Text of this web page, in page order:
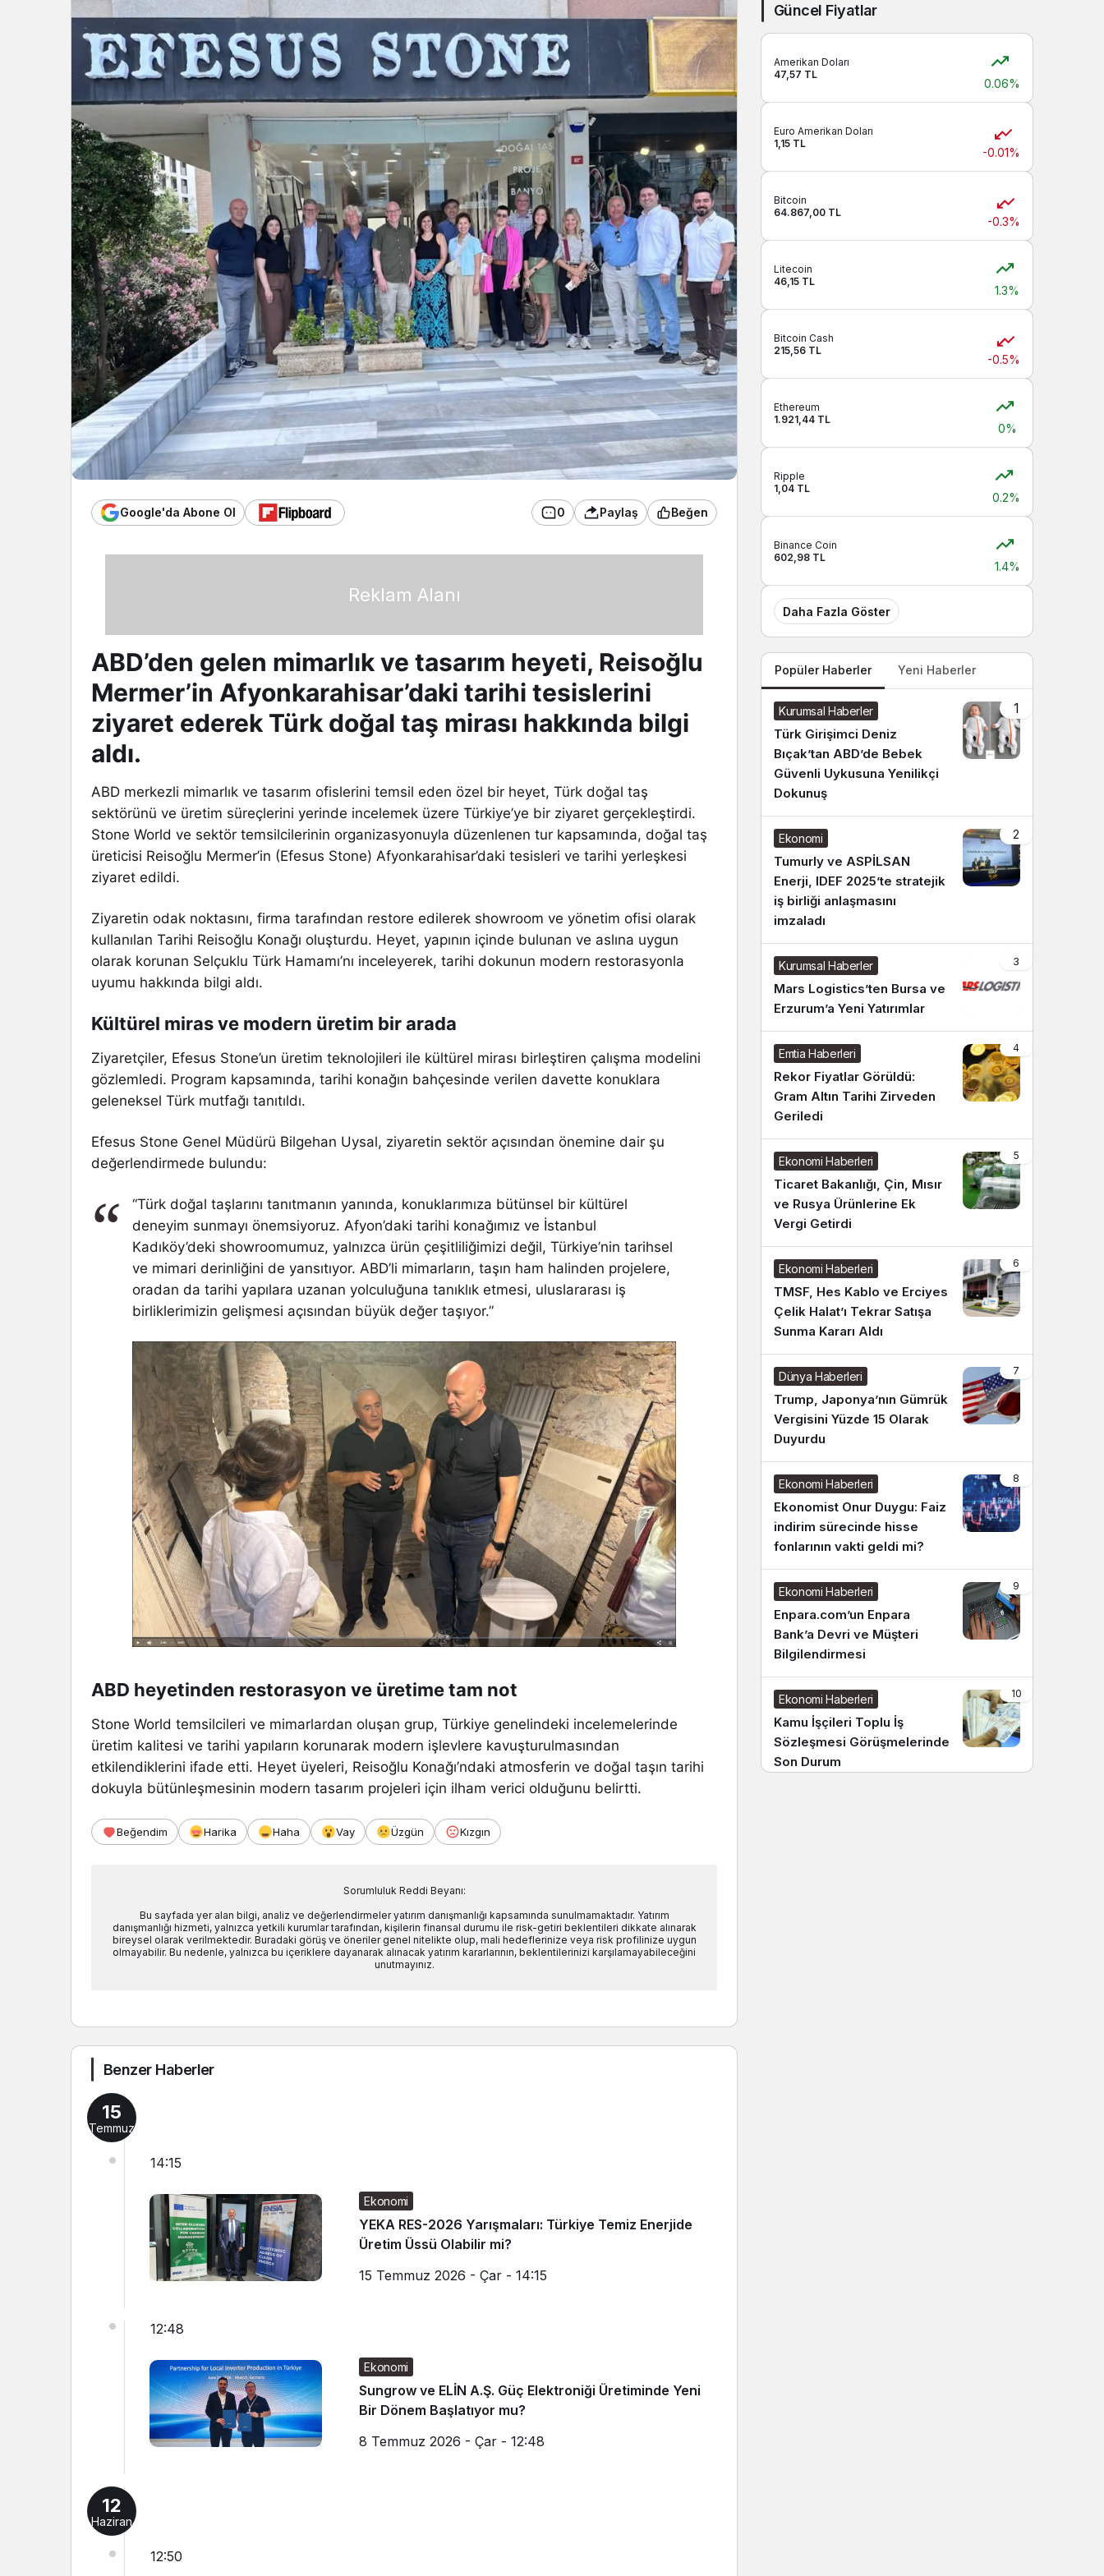
Google'da Abone Ol 0 Paylaş Beğen
Reklam Alanı
ABD’den gelen mimarlık ve tasarım heyeti, Reisoğlu
Mermer’in Afyonkarahisar’daki tarihi tesislerini
ziyaret ederek Türk doğal taş mirası hakkında bilgi
aldı.
ABD merkezli mimarlık ve tasarım ofislerini temsil eden özel bir heyet, Türk doğal taş
sektörünü ve üretim süreçlerini yerinde incelemek üzere Türkiye’ye bir ziyaret gerçekleştirdi.
Stone World ve sektör temsilcilerinin organizasyonuyla düzenlenen tur kapsamında, doğal taş
üreticisi Reisoğlu Mermer’in (Efesus Stone) Afyonkarahisar’daki tesisleri ve tarihi yerleşkesi
ziyaret edildi.
Ziyaretin odak noktasını, firma tarafından restore edilerek showroom ve yönetim ofisi olarak
kullanılan Tarihi Reisoğlu Konağı oluşturdu. Heyet, yapının içinde bulunan ve aslına uygun
olarak korunan Selçuklu Türk Hamamı’nı inceleyerek, tarihi dokunun modern restorasyonla
uyumu hakkında bilgi aldı.
Kültürel miras ve modern üretim bir arada
Ziyaretçiler, Efesus Stone’un üretim teknolojileri ile kültürel mirası birleştiren çalışma modelini
gözlemledi. Program kapsamında, tarihi konağın bahçesinde verilen davette konuklara
geleneksel Türk mutfağı tanıtıldı.
Efesus Stone Genel Müdürü Bilgehan Uysal, ziyaretin sektör açısından önemine dair şu
değerlendirmede bulundu:
“Türk doğal taşlarını tanıtmanın yanında, konuklarımıza bütünsel bir kültürel
deneyim sunmayı önemsiyoruz. Afyon’daki tarihi konağımız ve İstanbul
Kadıköy’deki showroomumuz, yalnızca ürün çeşitliliğimizi değil, Türkiye’nin tarihsel
ve mimari derinliğini de yansıtıyor. ABD’li mimarların, taşın ham halinden projelere,
oradan da tarihi yapılara uzanan yolculuğuna tanıklık etmesi, uluslararası iş
birliklerimizin gelişmesi açısından büyük değer taşıyor.”
ABD heyetinden restorasyon ve üretime tam not
Stone World temsilcileri ve mimarlardan oluşan grup, Türkiye genelindeki incelemelerinde
üretim kalitesi ve tarihi yapıların korunarak modern işlevlere kavuşturulmasından
etkilendiklerini ifade etti. Heyet üyeleri, Reisoğlu Konağı’ndaki atmosferin ve doğal taşın tarihi
dokuyla bütünleşmesinin modern tasarım projeleri için ilham verici olduğunu belirtti.
Beğendim Harika Haha Vay Üzgün Kızgın
Sorumluluk Reddi Beyanı:
Bu sayfada yer alan bilgi, analiz ve değerlendirmeler yatırım danışmanlığı kapsamında sunulmamaktadır. Yatırım
danışmanlığı hizmeti, yalnızca yetkili kurumlar tarafından, kişilerin finansal durumu ile risk-getiri beklentileri dikkate alınarak
bireysel olarak verilmektedir. Buradaki görüş ve öneriler genel nitelikte olup, mali hedeflerinize veya risk profilinize uygun
olmayabilir. Bu nedenle, yalnızca bu içeriklere dayanarak alınacak yatırım kararlarının, beklentilerinizi karşılamayabileceğini
unutmayınız.
Benzer Haberler
15
Temmuz
14:15
Ekonomi
YEKA RES-2026 Yarışmaları: Türkiye Temiz Enerjide
Üretim Üssü Olabilir mi?
15 Temmuz 2026 - Çar - 14:15
12:48
Ekonomi
Sungrow ve ELİN A.Ş. Güç Elektroniği Üretiminde Yeni
Bir Dönem Başlatıyor mu?
8 Temmuz 2026 - Çar - 12:48
12
Haziran
12:50
Güncel Fiyatlar
Amerikan Doları
47,57 TL
0.06%
Euro Amerikan Doları
1,15 TL
-0.01%
Bitcoin
64.867,00 TL
-0.3%
Litecoin
46,15 TL
1.3%
Bitcoin Cash
215,56 TL
-0.5%
Ethereum
1.921,44 TL
0%
Ripple
1,04 TL
0.2%
Binance Coin
602,98 TL
1.4%
Daha Fazla Göster
Popüler Haberler Yeni Haberler
1
Kurumsal Haberler
Türk Girişimci Deniz
Bıçak’tan ABD’de Bebek
Güvenli Uykusuna Yenilikçi
Dokunuş
2
Ekonomi
Tumurly ve ASPİLSAN
Enerji, IDEF 2025’te stratejik
iş birliği anlaşmasını
imzaladı
3
Kurumsal Haberler
Mars Logistics’ten Bursa ve
Erzurum’a Yeni Yatırımlar
4
Emtia Haberleri
Rekor Fiyatlar Görüldü:
Gram Altın Tarihi Zirveden
Geriledi
5
Ekonomi Haberleri
Ticaret Bakanlığı, Çin, Mısır
ve Rusya Ürünlerine Ek
Vergi Getirdi
6
Ekonomi Haberleri
TMSF, Hes Kablo ve Erciyes
Çelik Halat’ı Tekrar Satışa
Sunma Kararı Aldı
7
Dünya Haberleri
Trump, Japonya’nın Gümrük
Vergisini Yüzde 15 Olarak
Duyurdu
8
Ekonomi Haberleri
Ekonomist Onur Duygu: Faiz
indirim sürecinde hisse
fonlarının vakti geldi mi?
9
Ekonomi Haberleri
Enpara.com’un Enpara
Bank’a Devri ve Müşteri
Bilgilendirmesi
10
Ekonomi Haberleri
Kamu İşçileri Toplu İş
Sözleşmesi Görüşmelerinde
Son Durum